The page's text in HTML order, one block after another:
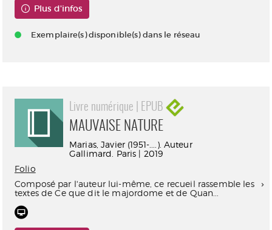
Plus d'infos
Exemplaire(s) disponible(s) dans le réseau
Livre numérique | EPUB
MAUVAISE NATURE
Marias, Javier (1951-....). Auteur
Gallimard. Paris | 2019
Folio
Composé par l'auteur lui-même, ce recueil rassemble les
textes de Ce que dit le majordome et de Quan...